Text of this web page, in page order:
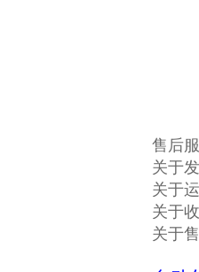
售后
关于
关于
关于
关于